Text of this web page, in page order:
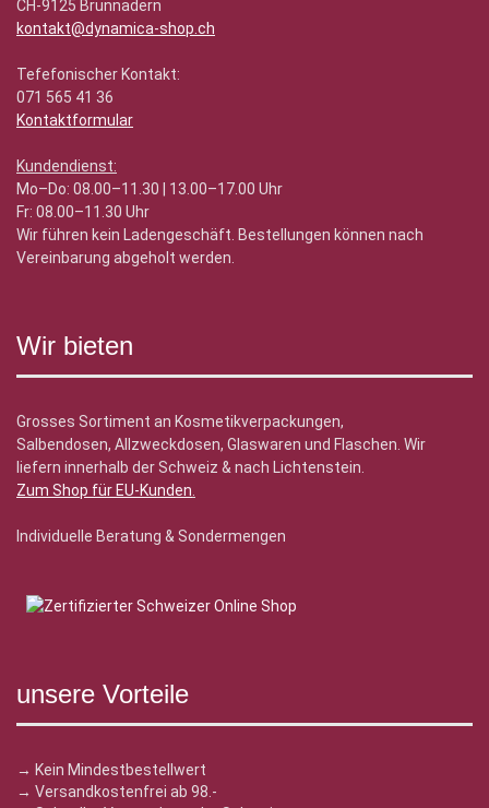
CH-9125 Brunnadern
kontakt@dynamica-shop.ch
Tefefonischer Kontakt:
071 565 41 36
Kontaktformular
Kundendienst:
Mo–Do: 08.00–11.30 | 13.00–17.00 Uhr
Fr: 08.00–11.30 Uhr
Wir führen kein Ladengeschäft. Bestellungen können nach
Vereinbarung abgeholt werden.
Wir bieten
Grosses Sortiment an Kosmetikverpackungen,
Salbendosen, Allzweckdosen, Glaswaren und Flaschen. Wir
liefern innerhalb der Schweiz & nach Lichtenstein.
Zum Shop für EU-Kunden.
Individuelle Beratung & Sondermengen
unsere Vorteile
→ Kein Mindestbestellwert
→ Versandkostenfrei ab 98.-